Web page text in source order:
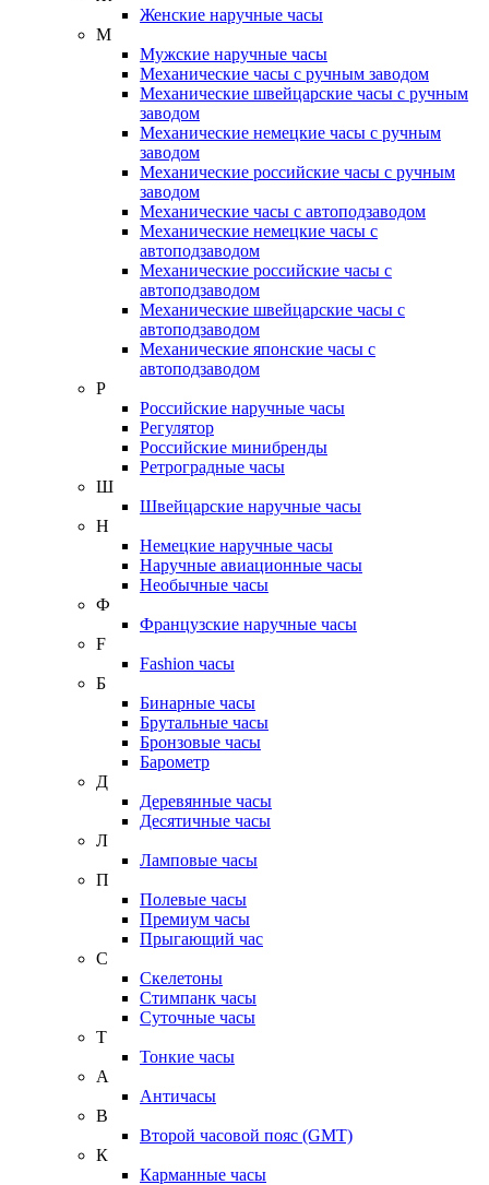
Женские наручные часы
М
Мужские наручные часы
Механические часы с ручным заводом
Механические швейцарские часы с ручным
заводом
Механические немецкие часы с ручным
заводом
Механические российские часы с ручным
заводом
Механические часы с автоподзаводом
Механические немецкие часы с
автоподзаводом
Механические российские часы с
автоподзаводом
Механические швейцарские часы с
автоподзаводом
Механические японские часы с
автоподзаводом
Р
Российские наручные часы
Регулятор
Российские минибренды
Ретроградные часы
Ш
Швейцарские наручные часы
Н
Немецкие наручные часы
Наручные авиационные часы
Необычные часы
Ф
Французские наручные часы
F
Fashion часы
Б
Бинарные часы
Брутальные часы
Бронзовые часы
Барометр
Д
Деревянные часы
Десятичные часы
Л
Ламповые часы
П
Полевые часы
Премиум часы
Прыгающий час
С
Скелетоны
Стимпанк часы
Суточные часы
Т
Тонкие часы
А
Античасы
В
Второй часовой пояс (GMT)
К
Карманные часы